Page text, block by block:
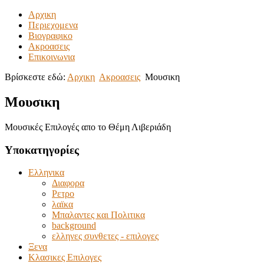
Αρχικη
Περιεχομενα
Βιογραφικο
Ακροασεις
Επικοινωνια
Βρίσκεστε εδώ: Αρχικη Ακροασεις Μουσικη
Μουσικη
Μουσικές Επιλογές απο το Θέμη Λιβεριάδη
Υποκατηγορίες
Ελληνικα
Διαφορα
Ρετρο
λαϊκα
Μπαλαντες και Πολιτικα
background
ελληνες συνθετες - επιλογες
Ξενα
Κλασικες Επιλογες